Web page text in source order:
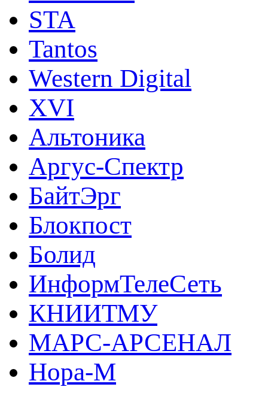
STA
Tantos
Western Digital
XVI
Альтоника
Аргус-Спектр
БайтЭрг
Блокпост
Болид
ИнформТелеСеть
КНИИТМУ
МАРС-АРСЕНАЛ
Нора-М